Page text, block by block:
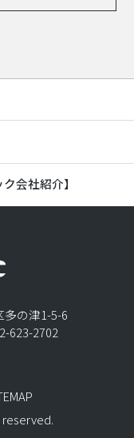
会社紹介】
の津1-5-6
623-2702